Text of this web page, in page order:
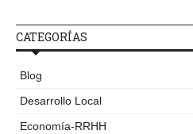
CATEGORÍAS
Blog
Desarrollo Local
Economía-RRHH